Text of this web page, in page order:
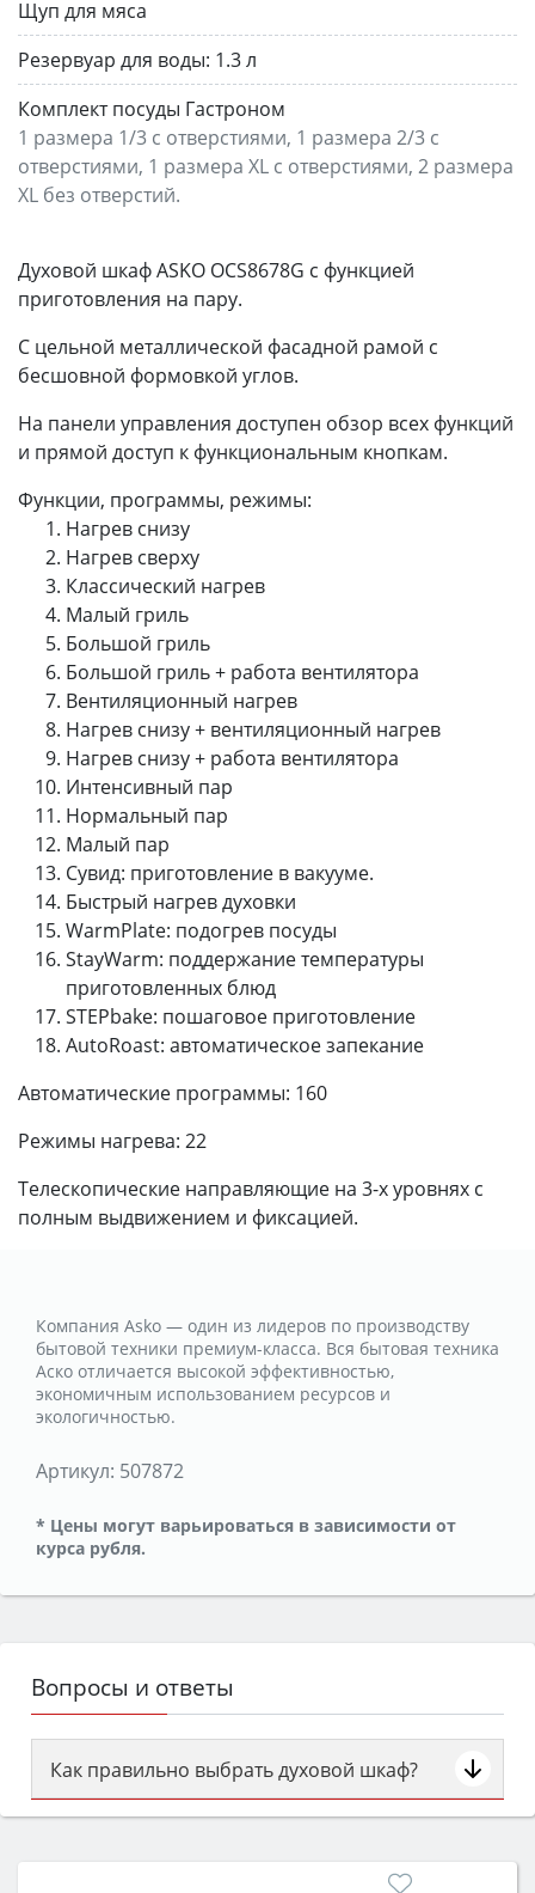
Щуп для мяса
Резервуар для воды: 1.3 л
Комплект посуды Гастроном
1 размера 1/3 с отверстиями, 1 размера 2/3 с
отверстиями, 1 размера XL с отверстиями, 2 размера
XL без отверстий.
Духовой шкаф ASKO OCS8678G с функцией
приготовления на пару.
С цельной металлической фасадной рамой с
бесшовной формовкой углов.
На панели управления доступен обзор всех функций
и прямой доступ к функциональным кнопкам.
Функции, программы, режимы:
Нагрев снизу
Нагрев сверху
Классический нагрев
Малый гриль
Большой гриль
Большой гриль + работа вентилятора
Вентиляционный нагрев
Нагрев снизу + вентиляционный нагрев
Нагрев снизу + работа вентилятора
Интенсивный пар
Нормальный пар
Малый пар
Сувид: приготовление в вакууме.
Быстрый нагрев духовки
WarmPlate: подогрев посуды
StayWarm: поддержание температуры
приготовленных блюд
STEPbake: пошаговое приготовление
AutoRoast: автоматическое запекание
Автоматические программы: 160
Режимы нагрева: 22
Телескопические направляющие на 3-х уровнях с
полным выдвижением и фиксацией.
Компания Asko — один из лидеров по производству
бытовой техники премиум-класса. Вся бытовая техника
Аско отличается высокой эффективностью,
экономичным использованием ресурсов и
экологичностью.
Артикул: 507872
* Цены могут варьироваться в зависимости от
курса рубля.
Вопросы и ответы
Как правильно выбрать духовой шкаф?
Сначала определитесь с типом (газовый или
затем смотрите на объём 50–70 л для семьи,